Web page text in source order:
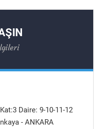
Daire: 9-10-11-12
- ANKARA